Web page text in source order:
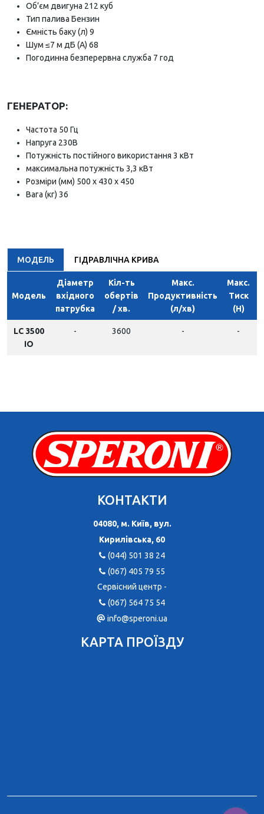
Об’єм двигуна 212 куб
Тип палива Бензин
Ємність баку (л) 9
Шум ≤7 м дБ (A) 68
Погодинна безперервна служба 7 год
ГЕНЕРАТОР:
Частота 50 Гц
Напруга 230В
Потужність постійного використання 3 кВт
максимальна потужність 3,3 кВт
Розміри (мм) 500 x 430 x 450
Вага (кг) 36
МОДЕЛЬ ГІДРАВЛІЧНА КРИВА
Модель
Діаметр
вхідного
патрубка
Кіл-ть
обертів
/ хв.
Макс.
Продуктивність
(л/хв)
Макс.
Тиск
(H)
LC 3500
IO
- 3600 - -
КОНТАКТИ
04080, м. Київ, вул.
Кирилівська, 60
(044) 501 38 24
(067) 405 79 55
Сервісний центр -
(067) 564 75 54
info@speroni.ua
КАРТА ПРОЇЗДУ